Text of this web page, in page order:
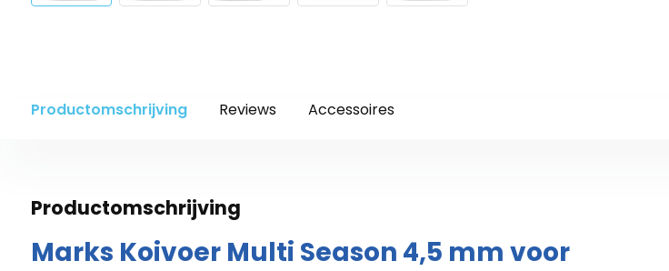
Productomschrijving Reviews Accessoires
Productomschrijving
Marks Koivoer Multi Season 4,5 mm voor